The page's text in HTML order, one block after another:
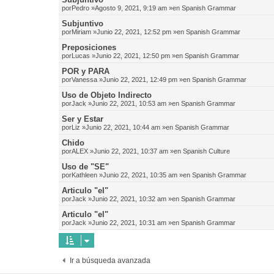
porPedro »Agosto 9, 2021, 9:19 am »en Spanish Grammar
Subjuntivo
porMiriam »Junio 22, 2021, 12:52 pm »en Spanish Grammar
Preposiciones
porLucas »Junio 22, 2021, 12:50 pm »en Spanish Grammar
POR y PARA
porVanessa »Junio 22, 2021, 12:49 pm »en Spanish Grammar
Uso de Objeto Indirecto
porJack »Junio 22, 2021, 10:53 am »en Spanish Grammar
Ser y Estar
porLiz »Junio 22, 2021, 10:44 am »en Spanish Grammar
Chido
porALEX »Junio 22, 2021, 10:37 am »en Spanish Culture
Uso de "SE"
porKathleen »Junio 22, 2021, 10:35 am »en Spanish Grammar
Articulo "el"
porJack »Junio 22, 2021, 10:32 am »en Spanish Grammar
Articulo "el"
porJack »Junio 22, 2021, 10:31 am »en Spanish Grammar
Ir a búsqueda avanzada